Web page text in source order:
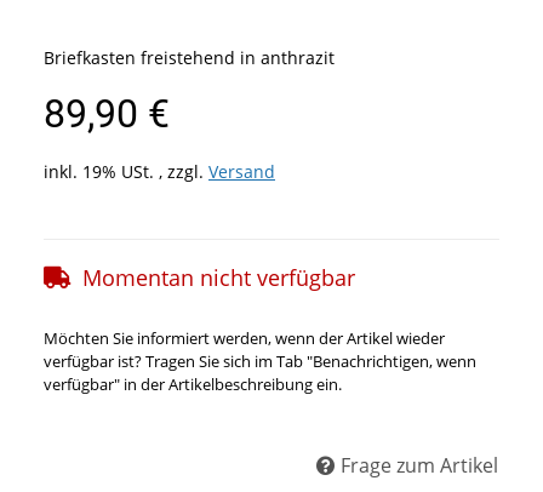
Briefkasten freistehend in anthrazit
89,90 €
inkl. 19% USt. , zzgl. Versand
Momentan nicht verfügbar
Möchten Sie informiert werden, wenn der Artikel wieder
verfügbar ist? Tragen Sie sich im Tab "Benachrichtigen, wenn
verfügbar" in der Artikelbeschreibung ein.
Frage zum Artikel